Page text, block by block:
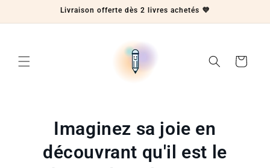
au
Livraison offerte dès 2 livres achetés 💜
Panier
Imaginez sa joie en
découvrant qu'il est le